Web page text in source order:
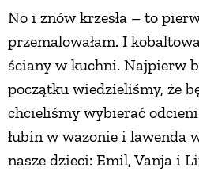
No i znów krzesła – to
przemalowałam. I
ściany w kuchni. Najpierw
początku wiedzieliśmy, że
chcieliśmy wybierać
łubin w wazonie i lawenda
nasze dzieci: Emil, Vanja i